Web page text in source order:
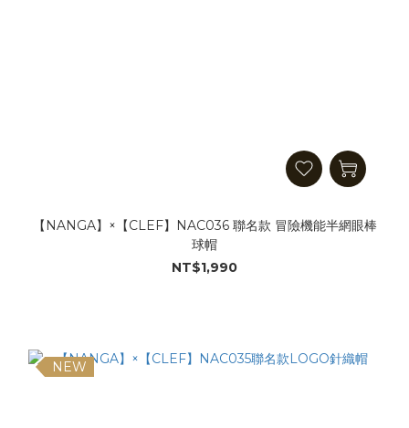
【NANGA】×【CLEF】NAC036 聯名款 冒險機能半網眼棒
球帽
NT$1,990
NEW